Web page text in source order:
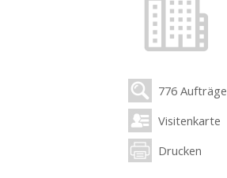
776 Aufträge
Visitenkarte
Drucken